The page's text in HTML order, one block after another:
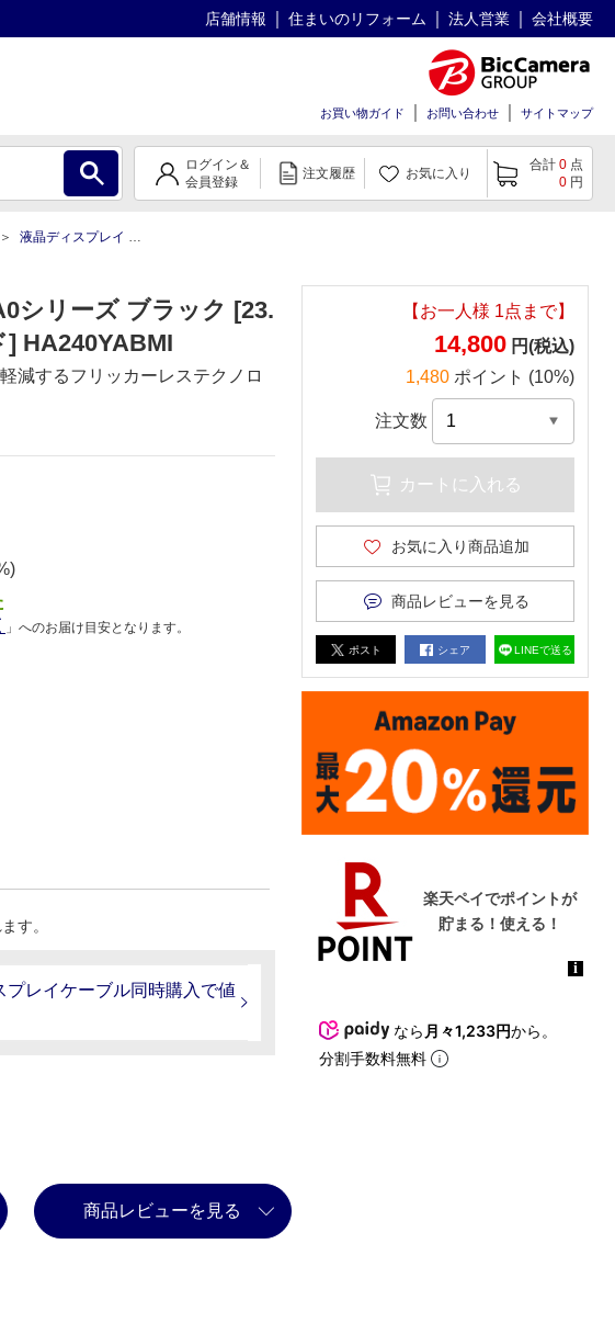
店舗情報 住まいのリフォーム 法人営業 会社概要
お買い物ガイド お問い合わせ サイトマップ
ログイン＆
会員登録
注文履歴 お気に入り
合計 0 点
0 円
液晶ディスプレイ
シリーズ ブラック [23.
] HA240YABMI
減するフリッカーレステクノロ
」へのお届け目安となります。
す。
プレイケーブル同時購入で値
【お一人様 1点まで】
14,800 円(税込)
1,480 ポイント (10%)
注文数
カートに入れる
お気に入り商品追加
商品レビューを見る
ポスト シェア LINEで送る
なら 月々1,233円から。
分割手数料無料
商品レビューを見る